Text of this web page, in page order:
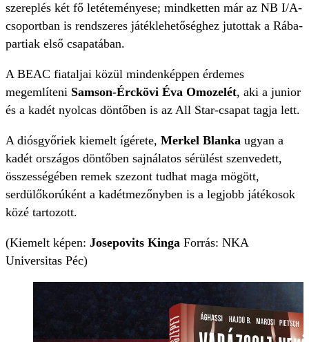
szereplés két fő letéteményese; mindketten már az NB I/A-
csoportban is rendszeres játéklehetőséghez jutottak a Rába-
partiak első csapatában.
A BEAC fiataljai közül mindenképpen érdemes
megemlíteni Samson-Érckövi Éva Omozelét, aki a junior
és a kadét nyolcas döntőben is az All Star-csapat tagja lett.
A diósgyőriek kiemelt ígérete, Merkel Blanka ugyan a
kadét országos döntőben sajnálatos sérülést szenvedett,
összességében remek szezont tudhat maga mögött,
serdülőkorúként a kadétmezőnyben is a legjobb játékosok
közé tartozott.
(Kiemelt képen: Josepovits Kinga Forrás: NKA
Universitas Péc)